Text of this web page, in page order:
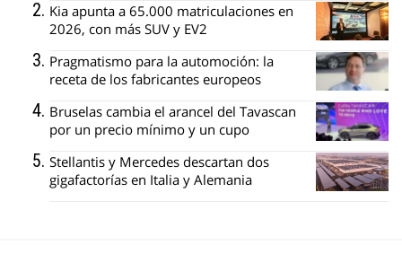
Kia apunta a 65.000 matriculaciones en
2026, con más SUV y EV2
Pragmatismo para la automoción: la
receta de los fabricantes europeos
Bruselas cambia el arancel del Tavascan
por un precio mínimo y un cupo
Stellantis y Mercedes descartan dos
gigafactorías en Italia y Alemania